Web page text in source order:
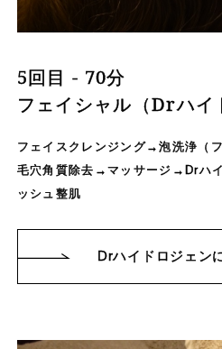
5回目 - 70分
フェイシャル（Drハイ
フェイスクレンジング→泡洗浄（
毛穴角質除去→マッサージ→Drハ
ッシュ整肌
Drハイドロジェン